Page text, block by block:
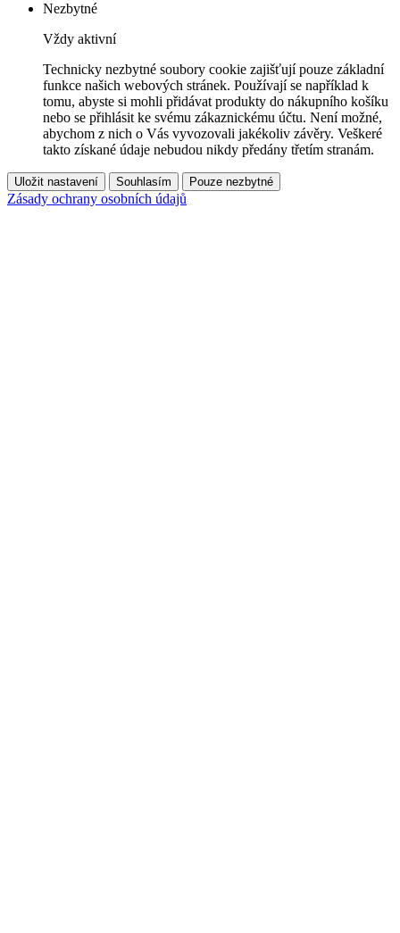
Nezbytné
Vždy aktivní
Technicky nezbytné soubory cookie zajišťují pouze základní
funkce našich webových stránek. Používají se například k
tomu, abyste si mohli přidávat produkty do nákupního košíku
nebo se přihlásit ke svému zákaznickému účtu. Není možné,
abychom z nich o Vás vyvozovali jakékoliv závěry. Veškeré
takto získané údaje nebudou nikdy předány třetím stranám.
Uložit nastavení Souhlasím Pouze nezbytné
Zásady ochrany osobních údajů